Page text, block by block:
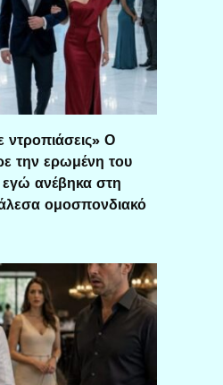
Ο
την ερωμένη του
ανέβηκα στη
ομοσπονδιακό